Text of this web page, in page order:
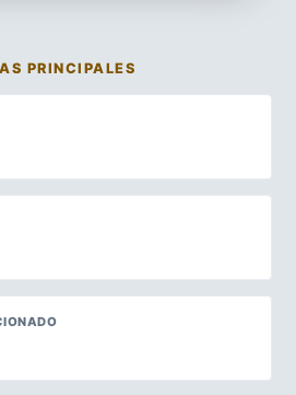
PRINCIPALES